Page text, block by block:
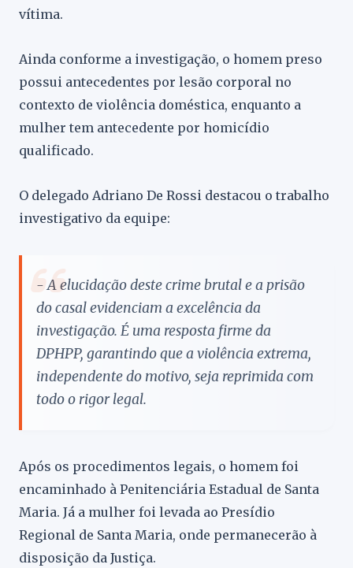
vítima.
Ainda conforme a investigação, o homem preso
possui antecedentes por lesão corporal no
contexto de violência doméstica, enquanto a
mulher tem antecedente por homicídio
qualificado.
O delegado Adriano De Rossi destacou o trabalho
investigativo da equipe:
- A elucidação deste crime brutal e a prisão
do casal evidenciam a excelência da
investigação. É uma resposta firme da
DPHPP, garantindo que a violência extrema,
independente do motivo, seja reprimida com
todo o rigor legal.
Após os procedimentos legais, o homem foi
encaminhado à Penitenciária Estadual de Santa
Maria. Já a mulher foi levada ao Presídio
Regional de Santa Maria, onde permanecerão à
disposição da Justiça.